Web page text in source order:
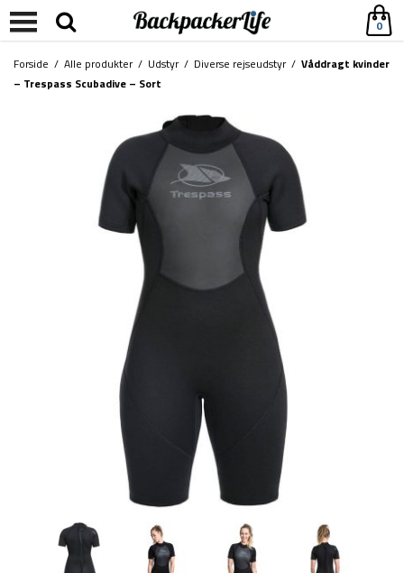
0
Forside / Alle produkter/ Udstyr/ Diverse rejseudstyr/ Våddragt kvinder
– Trespass Scubadive – Sort